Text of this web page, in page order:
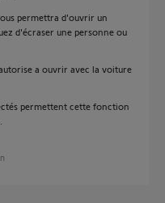
permettra d'ouvrir un
d'écraser une personne ou
a ouvrir avec la voiture
permettent cette fonction